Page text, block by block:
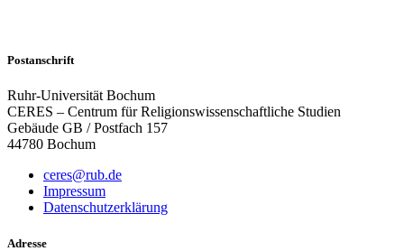
Postanschrift
Ruhr-Universität Bochum
CERES – Centrum für Religionswissenschaftliche Studien
Gebäude GB / Postfach 157
44780 Bochum
ceres@rub.de
Impressum
Datenschutzerklärung
Adresse